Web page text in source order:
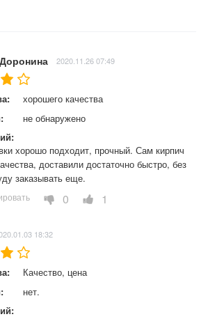
2020.11.26 07:49
хорошего качества
не обнаружено
хорошо подходит, прочный. Сам кирпич
доставили достаточно быстро, без
заказывать еще.
0 1
18:32
Качество, цена
нет.